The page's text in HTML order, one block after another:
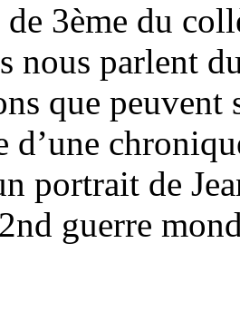
de 3ème du
nous parlent
que peuvent
d’une
portrait de
guerre